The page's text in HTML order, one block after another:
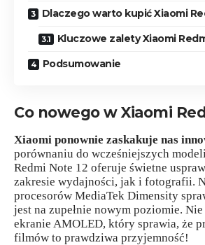
Dlaczego warto kupić Xiaomi
Kluczowe zalety Xiaomi
Podsumowanie
Co nowego w Xiaomi
Xiaomi ponownie zaskakuje nas
porównaniu do wcześniejszych
Redmi Note 12 oferuje świetne
zakresie wydajności, jak i fotografii.
procesorów MediaTek Dimensity
jest na zupełnie nowym poziomie.
ekranie AMOLED, który sprawia, że
filmów to prawdziwa przyjemność!